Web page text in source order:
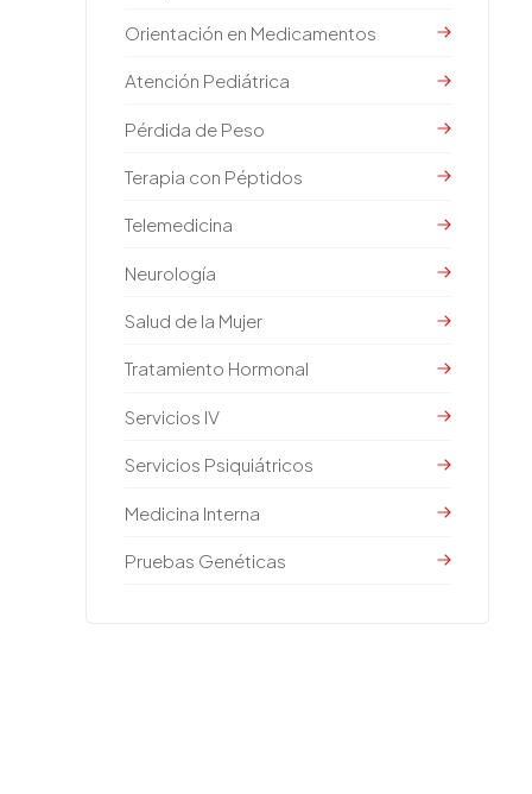
Orientación en Medicamentos
Atención Pediátrica
Pérdida de Peso
Terapia con Péptidos
Telemedicina
Neurología
Salud de la Mujer
Tratamiento Hormonal
Servicios IV
Servicios Psiquiátricos
Medicina Interna
Pruebas Genéticas